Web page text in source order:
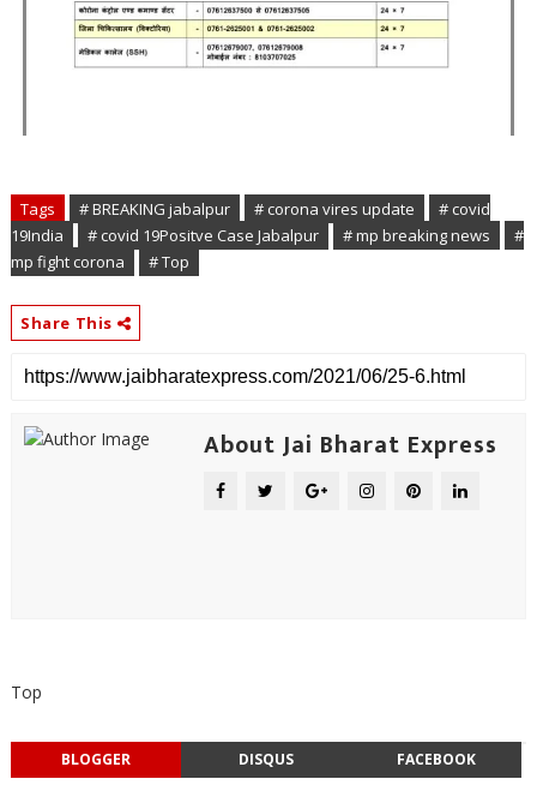
Tags # BREAKING jabalpur # corona vires update
# covid
19India
# covid 19Positve Case Jabalpur # mp breaking news
#
mp fight corona
# Top
Share This
About Jai Bharat Express
Top
BLOGGER DISQUS FACEBOOK